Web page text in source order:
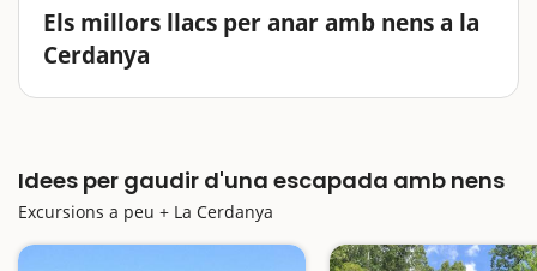
Els millors llacs per anar amb nens a la
Cerdanya
La Cerdanya és una comarca que destaca
La Cerdanya és doncs una comarca pirinenca molt
marcada pels esports de neu,…
Idees per gaudir d'una escapada amb nens
Excursions a peu + La Cerdanya